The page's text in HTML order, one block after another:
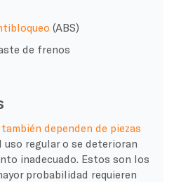
(ABS)
de frenos
dependen de piezas
uso regular o se deterioran
inadecuado. Estos son los
probabilidad requieren